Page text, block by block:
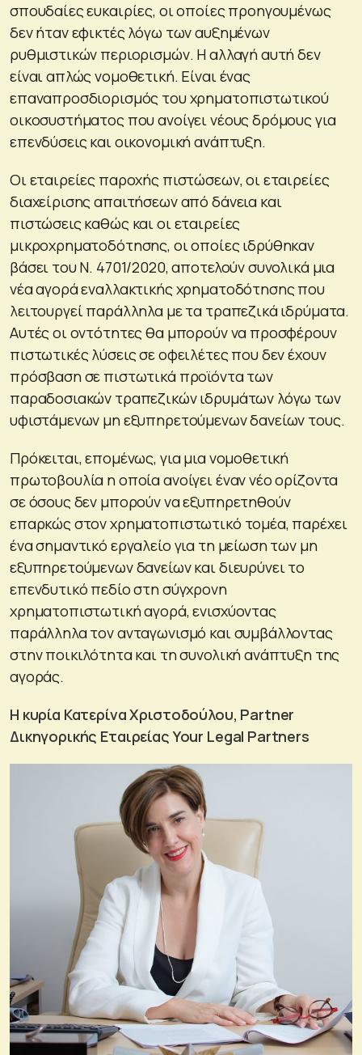
σπουδαίες ευκαιρίες, οι οποίες προηγουμένως
δεν ήταν εφικτές λόγω των αυξημένων
ρυθμιστικών περιορισμών. Η αλλαγή αυτή δεν
είναι απλώς νομοθετική. Είναι ένας
επαναπροσδιορισμός του χρηματοπιστωτικού
οικοσυστήματος που ανοίγει νέους δρόμους για
επενδύσεις και οικονομική ανάπτυξη.
Οι εταιρείες παροχής πιστώσεων, οι εταιρείες
διαχείρισης απαιτήσεων από δάνεια και
πιστώσεις καθώς και οι εταιρείες
μικροχρηματοδότησης, οι οποίες ιδρύθηκαν
βάσει του N. 4701/2020, αποτελούν συνολικά μια
νέα αγορά εναλλακτικής χρηματοδότησης που
λειτουργεί παράλληλα με τα τραπεζικά ιδρύματα.
Αυτές οι οντότητες θα μπορούν να προσφέρουν
πιστωτικές λύσεις σε οφειλέτες που δεν έχουν
πρόσβαση σε πιστωτικά προϊόντα των
παραδοσιακών τραπεζικών ιδρυμάτων λόγω των
υφιστάμενων μη εξυπηρετούμενων δανείων τους.
Πρόκειται, επομένως, για μια νομοθετική
πρωτοβουλία η οποία ανοίγει έναν νέο ορίζοντα
σε όσους δεν μπορούν να εξυπηρετηθούν
επαρκώς στον χρηματοπιστωτικό τομέα, παρέχει
ένα σημαντικό εργαλείο για τη μείωση των μη
εξυπηρετούμενων δανείων και διευρύνει το
επενδυτικό πεδίο στη σύγχρονη
χρηματοπιστωτική αγορά, ενισχύοντας
παράλληλα τον ανταγωνισμό και συμβάλλοντας
στην ποικιλότητα και τη συνολική ανάπτυξη της
αγοράς.
H κυρία Κατερίνα Χριστοδούλου, Partner
Δικηγορικής Εταιρείας Your Legal Partners